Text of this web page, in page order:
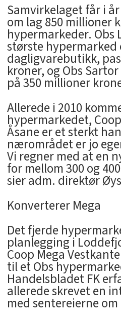
Samvirkelaget får i
om lag 850 millioner
hypermarkeder. Obs
største hypermarked
dagligvarebutikk,
kroner, og Obs
på 350 millioner
Allerede i 2010
hypermarkedet,
Åsane er et sterkt
nærområdet er jo
Vi regner med at en
for mellom 300 og
sier adm. direktør
Konverterer Mega
Det fjerde
planlegging i
Coop Mega
til et Obs
Handelsbladet FK
allerede skrevet en
med sentereierne